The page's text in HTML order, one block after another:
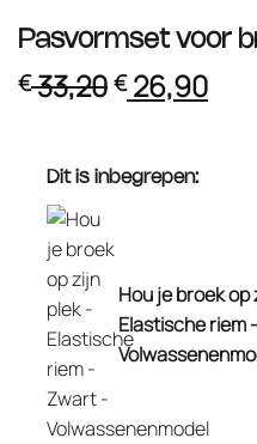
Pasvormset voor
€33,20
prijs
€ 33,20.
€26,90
prijs
Dit is inbegrepen:
Hou je broek op
Elastische riem